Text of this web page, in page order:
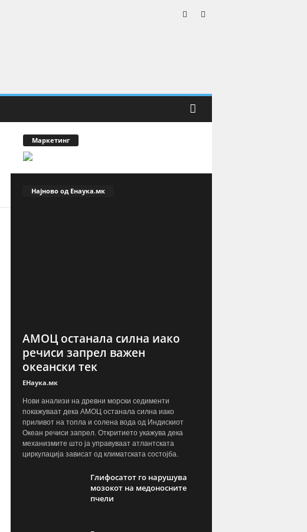
Маркетинг
Најново од Енаука.мк
АМОЦ останала силна иако
речиси запрел важен
океански тек
ЕНаука.мк
Нови анализи на древни морски седименти
покажуваат дека АМОЦ останала силна иако
приливот на топла и солена вода од Индискиот
Океан речиси запрел. Откритието укажува дека
механизмите што ја управуваат атлантската
циркулација зависат од климатската состојба.
Глифосатот го нарушува
мозокот на медоносните
пчели